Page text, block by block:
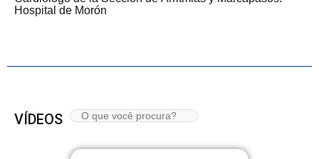
Hospital de Morón
VÍDEOS